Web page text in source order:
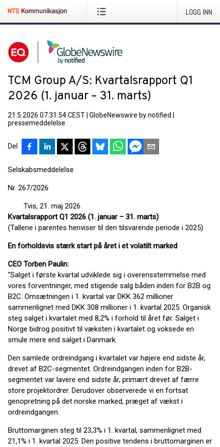
LOGG INN
TCM Group A/S: Kvartalsrapport Q1
2026 (1. januar – 31. marts)
21.5.2026 07:31:54 CEST GlobeNewswire by notified
pressemeddelelse
Del
Selskabsmeddelelse
Nr. 267/2026
Tvis, 21. maj 2026
Kvartalsrapport Q1 2026 (1. januar – 31. marts)
(Tallene i parentes henviser til den tilsvarende periode i 2025)
En forholdsvis stærk start på året i et volatilt marked
CEO Torben Paulin:
“Salget i første kvartal udviklede sig i overensstemmelse med
vores forventninger, med stigende salg båden inden for B2B og
B2C. Omsætningen i 1. kvartal var DKK 362 millioner
sammenlignet med DKK 308 millioner i 1. kvartal 2025. Organisk
steg salget i kvartalet med 8,2% i forhold til året før. Salget i
Norge bidrog positivt til væksten i kvartalet og voksede en
smule mere end salget i Danmark.
Den samlede ordreindgang i kvartalet var højere end sidste år,
drevet af B2C-segmentet. Ordreindgangen inden for B2B-
segmentet var lavere end sidste år, primært drevet af færre
store projektordrer. Derudover observerede vi en fortsat
genopretning på det norske marked, præget af vækst i
ordreindgangen.
Bruttomarginen steg til 23,3% i 1. kvartal, sammenlignet med
21,1% i 1. kvartal 2025. Den positive tendens i bruttomarginen er